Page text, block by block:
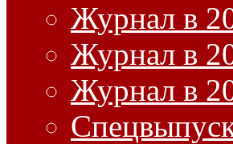
Журнал в
Журнал в
Журнал в